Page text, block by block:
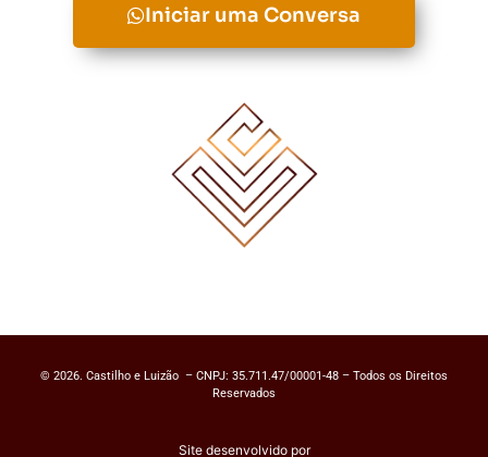
Iniciar uma Conversa
© 2026. Castilho e Luizão – CNPJ: 35.711.47/00001-48 – Todos os Direitos
Reservados
Site desenvolvido por